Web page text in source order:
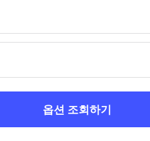
옵션 조회하기